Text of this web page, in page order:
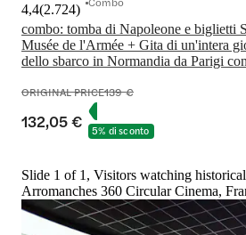
combo: tomba di Napoleone e biglietti
Musée de l'Armée + Gita di un'intera
dello sbarco in Normandia da Parigi
4,4(2.724)
ORIGINAL PRICE139 €
132,05 € 5% di sconto
Slide 1 of 1, Visitors watching
Arromanches 360 Circular Cinema,